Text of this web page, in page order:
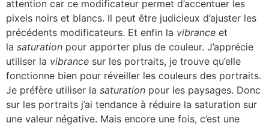
attention car ce modificateur permet d’accentuer les
pixels noirs et blancs. Il peut être judicieux d’ajuster les
précédents modificateurs. Et enfin la vibrance et
la saturation pour apporter plus de couleur. J’apprécie
utiliser la vibrance sur les portraits, je trouve qu’elle
fonctionne bien pour réveiller les couleurs des portraits.
Je préfère utiliser la saturation pour les paysages. Donc
sur les portraits j’ai tendance à réduire la saturation sur
une valeur négative. Mais encore une fois, c’est une